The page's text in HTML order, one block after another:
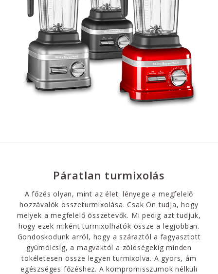
Páratlan turmixolás
A főzés olyan, mint az élet: lényege a megfelelő
hozzávalók összeturmixolása. Csak Ön tudja, hogy
melyek a megfelelő összetevők. Mi pedig azt tudjuk,
hogy ezek miként turmixolhatók össze a legjobban.
Gondoskodunk arról, hogy a száraztól a fagyasztott
gyümölcsig, a magvaktól a zöldségekig minden
tökéletesen össze legyen turmixolva. A gyors, ám
egészséges főzéshez. A kompromisszumok nélküli